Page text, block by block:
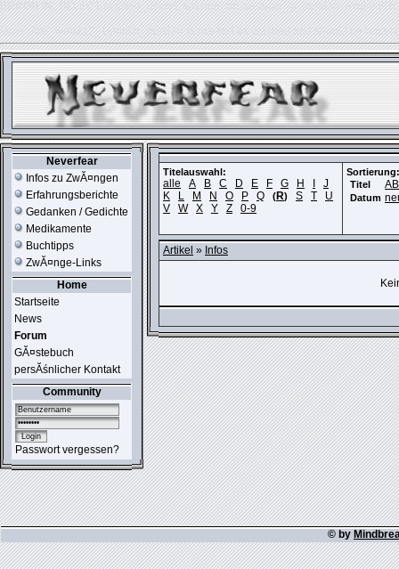
ERROR IN:SELECT session_userid, session_url, session_ip, session_expire
table './usr_web212_1/phpkit_session' is marked as crashed and should be
Neverfear
Infos zu ZwĂ¤ngen
Erfahrungsberichte
Gedanken / Gedichte
Medikamente
Buchtipps
ZwĂ¤nge-Links
Home
Startseite
News
Forum
GĂ¤stebuch
persĂśnlicher Kontakt
Community
Passwort vergessen?
Titelauswahl:
alle A B C D E F G H
J
K
L M N O P Q (R) S T
U
V
W X Y Z 0-9
Sortierung:
Titel
Datum
Artikel » Infos
© by